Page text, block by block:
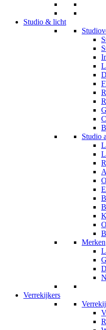
Studio & licht
Studio
Merken
Verrekijkers